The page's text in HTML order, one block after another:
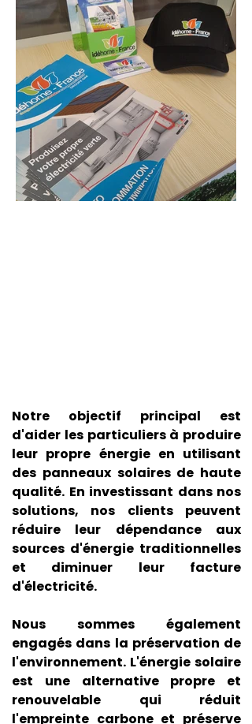
Notre objectif principal est
d'aider les particuliers à produire
leur propre énergie en utilisant
des panneaux solaires de haute
qualité. En investissant dans nos
solutions, nos clients peuvent
réduire leur dépendance aux
sources d'énergie traditionnelles
et diminuer leur facture
d'électricité.
Nous sommes également
engagés dans la préservation de
l'environnement. L'énergie solaire
est une alternative propre et
renouvelable qui réduit
l'empreinte carbone et préserve